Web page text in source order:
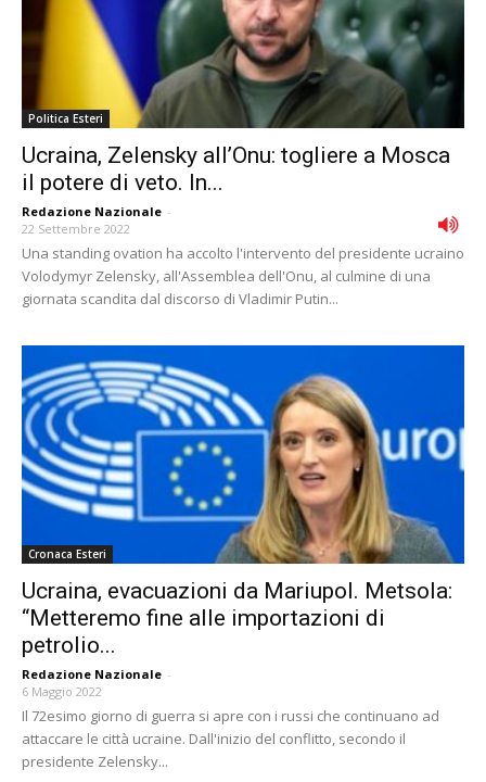
Politica Esteri
Ucraina, Zelensky all’Onu: togliere a Mosca
il potere di veto. In...
Redazione Nazionale -
22 Settembre 2022
Una standing ovation ha accolto l'intervento del presidente ucraino
Volodymyr Zelensky, all'Assemblea dell'Onu, al culmine di una
giornata scandita dal discorso di Vladimir Putin...
Cronaca Esteri
Ucraina, evacuazioni da Mariupol. Metsola:
“Metteremo fine alle importazioni di
petrolio...
Redazione Nazionale -
6 Maggio 2022
Il 72esimo giorno di guerra si apre con i russi che continuano ad
attaccare le città ucraine. Dall'inizio del conflitto, secondo il
presidente Zelensky...